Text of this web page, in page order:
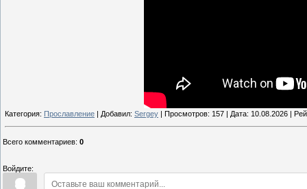
Категория: Прославление | Добавил: Sergey | Просмотров: 157 | Дата: 10.08.2026 |
Всего комментариев: 0
Войдите: